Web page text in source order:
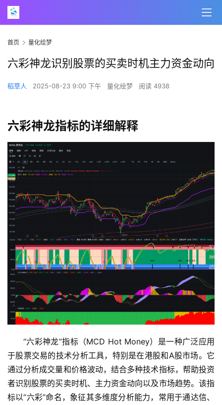
首页 量化绘梦
六彩神龙识别股票的买卖时机主力资金动向
稻草人 2025-08-23 9:00 下午 量化绘梦 阅读 4938
六彩神龙指标的详细解释
“六彩神龙”指标（MCD Hot Money）是一种广泛应用
于股票交易的技术分析工具，特别是在港股和A股市场。它
通过分析成交量和价格波动，结合多种技术指标，帮助投资
者识别股票的买卖时机、主力资金动向以及市场趋势。该指
标以“六彩”命名，象征其多维度分析能力，常用于通达信、